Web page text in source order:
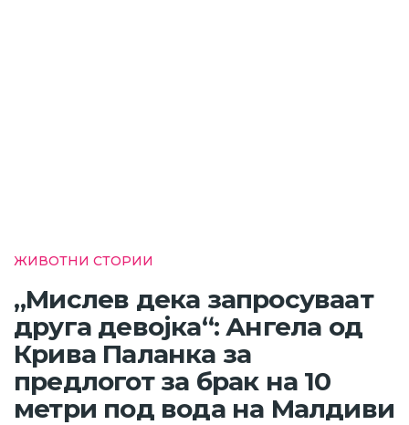
ЖИВОТНИ СТОРИИ
„Мислев дека запросуваат
друга девојка“: Ангела од
Крива Паланка за
предлогот за брак на 10
метри под вода на Малдиви